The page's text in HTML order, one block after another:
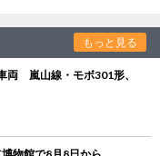
もっと見る
両 嵐山線・モボ301形、